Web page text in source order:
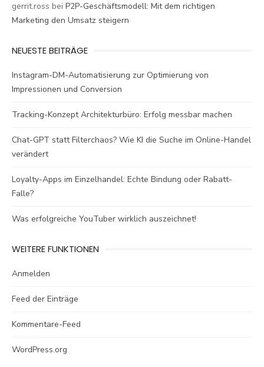
gerrit.ross bei P2P-Geschäftsmodell: Mit dem richtigen
Marketing den Umsatz steigern
NEUESTE BEITRÄGE
Instagram-DM-Automatisierung zur Optimierung von
Impressionen und Conversion
Tracking-Konzept Architekturbüro: Erfolg messbar machen
Chat-GPT statt Filterchaos? Wie KI die Suche im Online-Handel
verändert
Loyalty-Apps im Einzelhandel: Echte Bindung oder Rabatt-
Falle?
Was erfolgreiche YouTuber wirklich auszeichnet!
WEITERE FUNKTIONEN
Anmelden
Feed der Einträge
Kommentare-Feed
WordPress.org